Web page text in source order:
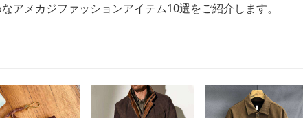
アメカジファッションアイテム10選をご紹介します。